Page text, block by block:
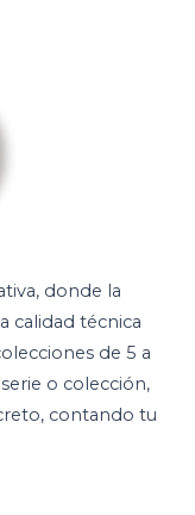
donde la
calidad técnica
de 5 a
o colección,
contando tu